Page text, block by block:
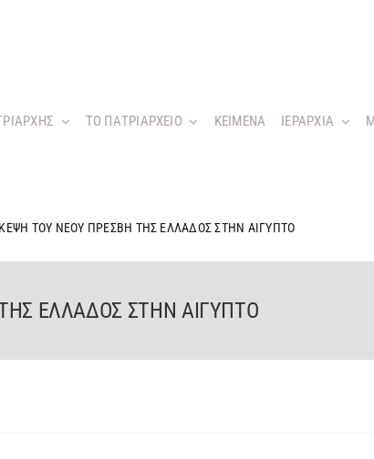
ΤΟ ΠΑΤΡΙΑΡΧΕΙΟ KEIMENA ΙΕΡΑΡΧΙΑ
ΤΟΥ ΝΕΟΥ ΠΡΕΣΒΗ ΤΗΣ ΕΛΛΑΔΟΣ ΣΤΗΝ ΑΙΓΥΠΤΟ
ΕΛΛΑΔΟΣ ΣΤΗΝ ΑΙΓΥΠΤΟ